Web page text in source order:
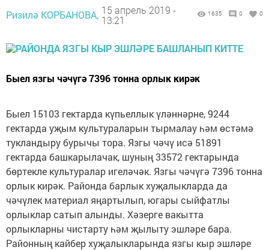
Ризилә КОРБАНОВА, 15 апрель 2019 -
13:21
1635 0 0
Быел язгы чәчүгә 7396 тонна орлык кирәк
Быел 15103 гектарда күпьеллык үләннәрне, 9244
гектарда уҗым культураларын тырмалау һәм өстәмә
тукландыру бурычы тора. Язгы чәчү исә 51891
гектарда башкарылачак, шуның 33572 гектарында
бөртекле культуралар игеләчәк. Язгы чәчүгә 7396 тонна
орлык кирәк. Районда барлык хуҗалыкларда да
чәчүлек материал яңартылып, югары сыйфатлы
орлыклар сатып алынды. Хәзерге вакытта
орлыкларны чистарту һәм җылыту эшләре бара.
Районның кайбер хуҗалыкларында язгы кыр эшләре